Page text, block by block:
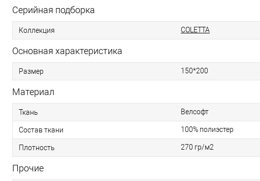
Серийная подборка
Коллекция COLETTA
Основная характеристика
Размер 150*200
Материал
Ткань Велсофт
Состав ткани 100% полиэстер
Плотность 270 гр/м2
Прочие